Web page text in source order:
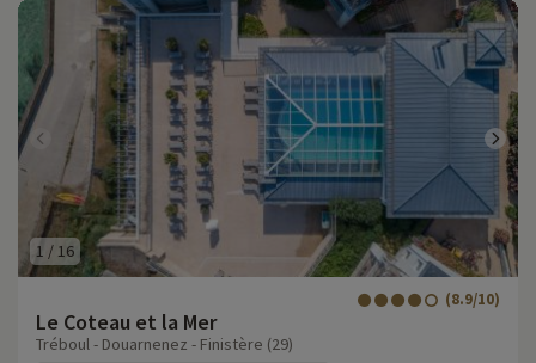
1 / 16
Le Coteau et la Mer
(8.9/10)
Tréboul - Douarnenez - Finistère (29)